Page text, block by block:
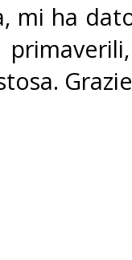
mi ha